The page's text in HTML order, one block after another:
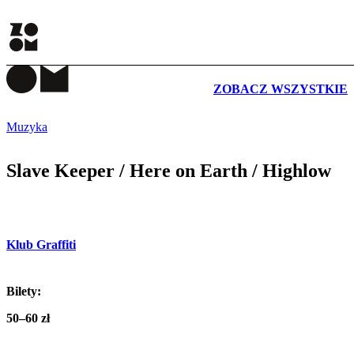
ZOBACZ WSZYSTKIE
Muzyka
Slave Keeper / Here on Earth / Highlow
Klub Graffiti
Bilety:
50–60 zł